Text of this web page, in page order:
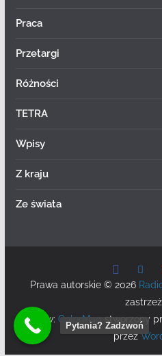
Praca
Przetargi
Różności
TETRA
Wpisy
Z kraju
Ze świata
Prawa autorskie © 2026
Motyw:ColorMagstworzony
przez
Pytania? Zadzwoń